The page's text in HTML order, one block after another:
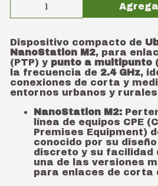
Dispositivo compacto de
NanoStation M2, para
(PTP) y punto a multipunto
la frecuencia de 2.4 GHz,
conexiones de corta y
entornos urbanos y
NanoStation M2:
línea de equipos CPE
Premises Equipment)
conocido por su
discreto y su facilidad
una de las versiones
para enlaces de corta